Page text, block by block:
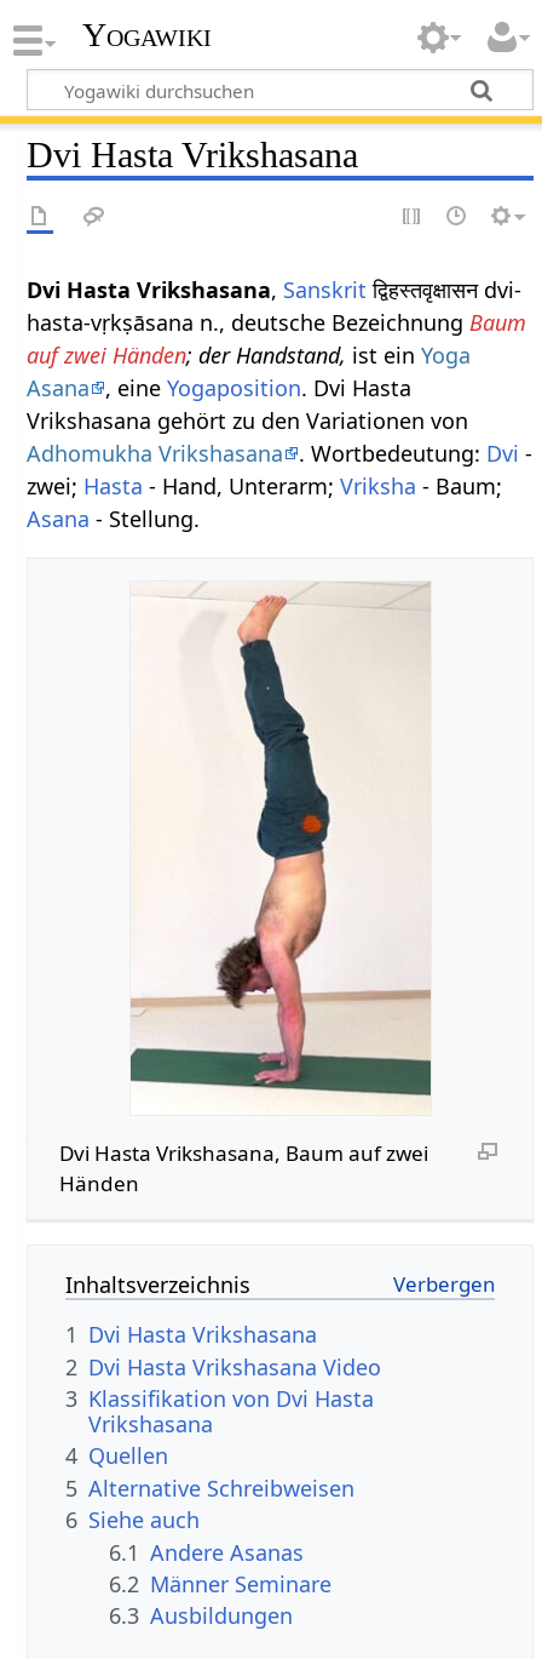
Yogawiki
Dvi Hasta Vrikshasana
Dvi Hasta Vrikshasana, Sanskrit द्विहस्तवृक्षासन dvi-
hasta-vṛkṣāsana n., deutsche BezeichnungBaum
auf zwei Händen; der Handstand, ist einYoga
Asana
, eineYogaposition. Dvi Hasta
Vrikshasana gehört zu den Variationen von
Adhomukha Vrikshasana
. Wortbedeutung: Dvi -
zwei; Hasta - Hand, Unterarm;Vriksha - Baum;
Asana - Stellung.
Dvi Hasta Vrikshasana, Baum auf zwei
Händen
Inhaltsverzeichnis
1 Dvi Hasta Vrikshasana
2 Dvi Hasta Vrikshasana Video
3 Klassifikation von Dvi Hasta
Vrikshasana
4 Quellen
5 Alternative Schreibweisen
6 Siehe auch
6.1 Andere Asanas
6.2 Männer Seminare
6.3 Ausbildungen